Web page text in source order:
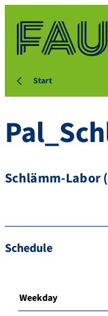
Start
Schlämm-Labor
Schedule
Weekday